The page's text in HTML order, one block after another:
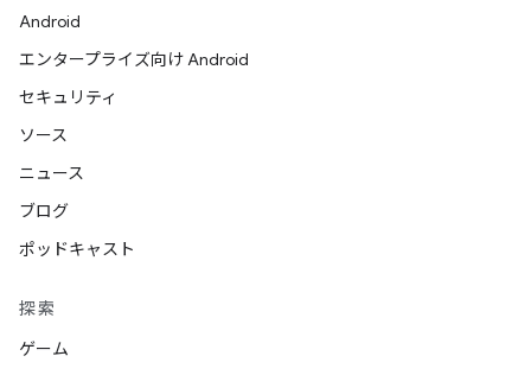
Android
エンタープライズ向け Android
セキュリティ
ソース
ニュース
ブログ
ポッドキャスト
探索
ゲーム